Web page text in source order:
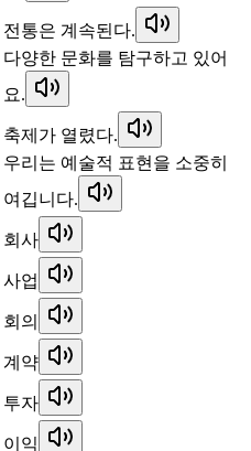
전통은 계속된다.
다양한 문화를 탐구하고 있어
요.
축제가 열렸다.
우리는 예술적 표현을 소중히
여깁니다.
회사
사업
회의
계약
투자
이익